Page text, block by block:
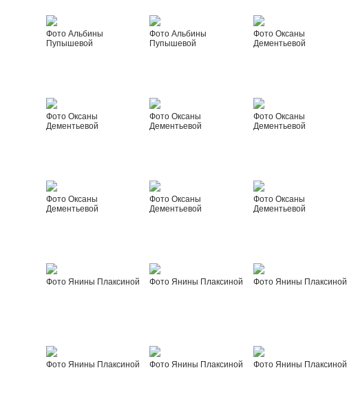
Фото Альбины
Пупышевой
Фото Альбины
Пупышевой
Фото Оксаны
Дементьевой
Фото Оксаны
Дементьевой
Фото Оксаны
Дементьевой
Фото Оксаны
Дементьевой
Фото Оксаны
Дементьевой
Фото Оксаны
Дементьевой
Фото Оксаны
Дементьевой
Фото Янины Плаксиной Фото Янины Плаксиной Фото Янины Плаксиной
Фото Янины Плаксиной Фото Янины Плаксиной Фото Янины Плаксиной